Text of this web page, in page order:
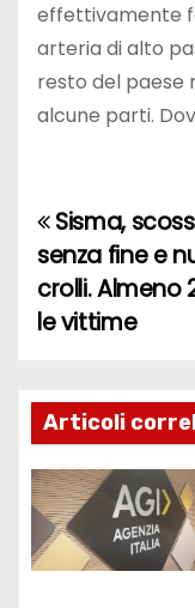
effettivamente
arteria di alto
resto del paese
alcune parti.
N
a
v
g
a
z
i
Sisma,
senza fine e
crolli. Almeno
le vittime
Articoli